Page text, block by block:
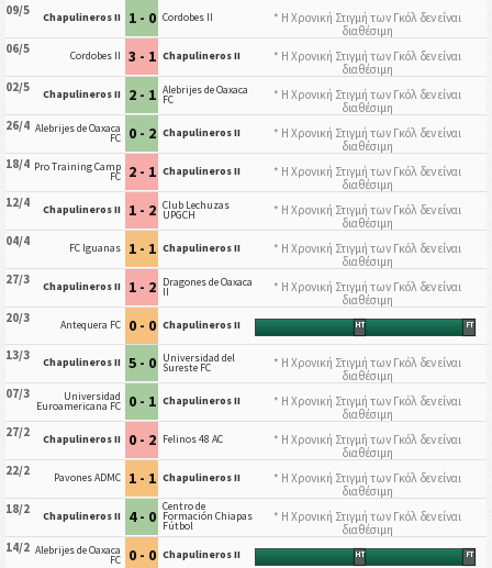
09/5 Chapulineros II 1 - 0 Cordobes II
* Η Χρονική Στιγμή των Γκόλ δεν είναι
διαθέσιμη
06/5
Cordobes II 3 - 1 Chapulineros II
* Η Χρονική Στιγμή των Γκόλ δεν είναι
διαθέσιμη
02/5
Chapulineros II 2 - 1 Alebrijes de Oaxaca
FC
* Η Χρονική Στιγμή των Γκόλ δεν είναι
διαθέσιμη
26/4 Alebrijes de Oaxaca
FC 0 - 2 Chapulineros II
* Η Χρονική Στιγμή των Γκόλ δεν είναι
διαθέσιμη
18/4 Pro Training Camp
FC 2 - 1 Chapulineros II
* Η Χρονική Στιγμή των Γκόλ δεν είναι
διαθέσιμη
12/4
Chapulineros II 1 - 2 Club Lechuzas
UPGCH
* Η Χρονική Στιγμή των Γκόλ δεν είναι
διαθέσιμη
04/4
FC Iguanas 1 - 1 Chapulineros II
* Η Χρονική Στιγμή των Γκόλ δεν είναι
διαθέσιμη
27/3
Chapulineros II 1 - 2 Dragones de Oaxaca
II
* Η Χρονική Στιγμή των Γκόλ δεν είναι
διαθέσιμη
20/3
Antequera FC 0 - 0 Chapulineros II HT FT
13/3 Chapulineros II 5 - 0 Universidad del
Sureste FC
* Η Χρονική Στιγμή των Γκόλ δεν είναι
διαθέσιμη
07/3
Universidad
Euroamericana FC 0 - 1 Chapulineros II
* Η Χρονική Στιγμή των Γκόλ δεν είναι
διαθέσιμη
27/2
Chapulineros II 0 - 2 Felinos 48 AC
* Η Χρονική Στιγμή των Γκόλ δεν είναι
διαθέσιμη
22/2
Pavones ADMC 1 - 1 Chapulineros II
* Η Χρονική Στιγμή των Γκόλ δεν είναι
διαθέσιμη
18/2
Chapulineros II 4 - 0 Centro de
Formación Chiapas
Fútbol
* Η Χρονική Στιγμή των Γκόλ δεν είναι
διαθέσιμη
14/2 Alebrijes de Oaxaca
FC 0 - 0 Chapulineros II HT FT